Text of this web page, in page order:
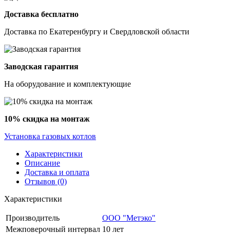
Доставка бесплатно
Доставка по Екатеренбургу и Свердловской области
Заводская гарантия
На оборудование и комплектующие
10% скидка на монтаж
Установка газовых котлов
Характеристики
Описание
Доставка и оплата
Отзывов (0)
Характеристики
Производитель
ООО "Метэко"
Межповерочный интервал 10 лет